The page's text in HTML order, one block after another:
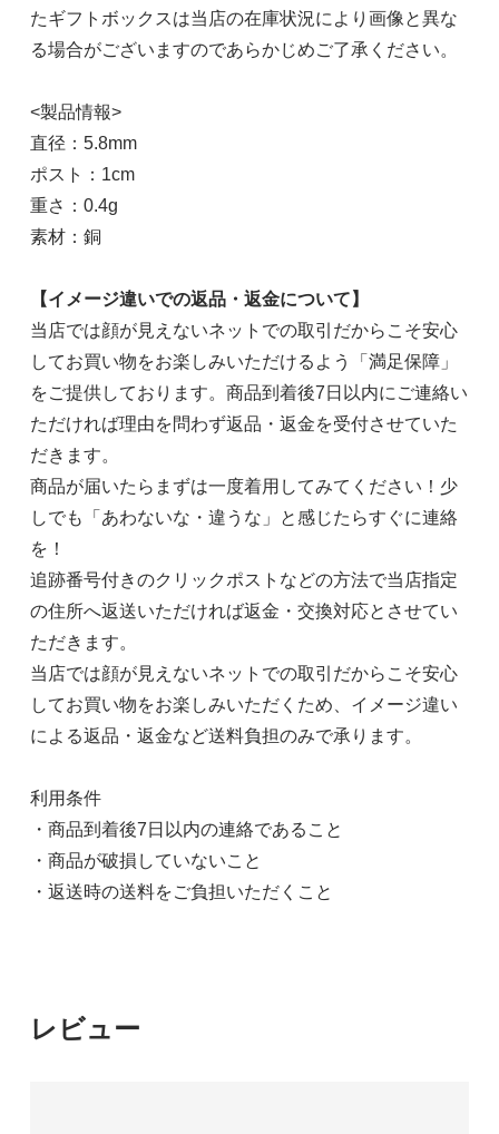
たギフトボックスは当店の在庫状況により画像と異な
る場合がございますのであらかじめご了承ください。
<製品情報>
直径：5.8mm
ポスト：1cm
重さ：0.4g
素材：銅
【イメージ違いでの返品・返金について】
当店では顔が見えないネットでの取引だからこそ安心
してお買い物をお楽しみいただけるよう「満足保障」
をご提供しております。商品到着後7日以内にご連絡い
ただければ理由を問わず返品・返金を受付させていた
だきます。
商品が届いたらまずは一度着用してみてください！少
しでも「あわないな・違うな」と感じたらすぐに連絡
を！
追跡番号付きのクリックポストなどの方法で当店指定
の住所へ返送いただければ返金・交換対応とさせてい
ただきます。
当店では顔が見えないネットでの取引だからこそ安心
してお買い物をお楽しみいただくため、イメージ違い
による返品・返金など送料負担のみで承ります。
利用条件
・商品到着後7日以内の連絡であること
・商品が破損していないこと
・返送時の送料をご負担いただくこと
レビュー
シルバー
1,080円(税込)
在庫：1